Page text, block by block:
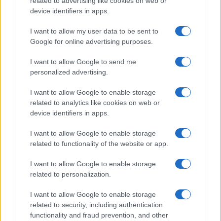
device identifiers in apps.
I want to allow my user data to be sent to
Google for online advertising purposes.
I want to allow Google to send me
personalized advertising.
I want to allow Google to enable storage
related to analytics like cookies on web or
device identifiers in apps.
I want to allow Google to enable storage
related to functionality of the website or app.
I want to allow Google to enable storage
related to personalization.
I want to allow Google to enable storage
related to security, including authentication
functionality and fraud prevention, and other
La Casa Bianca esclude di designare i cartelli
messicani come terroristi
ha escluso che il governo di Joe Biden possa
designare i cartelli della droga messicani come
legislatori repubblicani.
Paolo Manzo, 9 marzo 2023